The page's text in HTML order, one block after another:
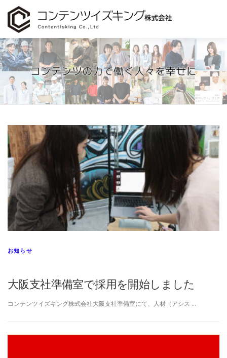
ツ
へ
ス
プ
支援・お手伝いできること 会社概要 コラム
お問い合わせ
お知らせ
大阪支社準備室で採用を開始しました
コンテンツイズキング株式会社大阪支社準備室にて、人材（アシス …